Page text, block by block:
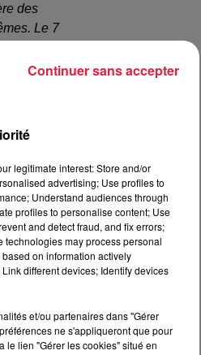
des
Le 7
l'Humanité
âges selon
lien familial,
on va vivre
. Jérome
jours.
legitimate interest: Store and/or
advertising; Use profiles to
Understand audiences through
profiles to personalise content; Use
and detect fraud, and fix errors;
technologies may process personal
on information actively
different devices; Identify devices
et/ou partenaires dans "Gérer
ne s'appliqueront que pour
le lien "Gérer les cookies" situé en
Continuer sans accepter